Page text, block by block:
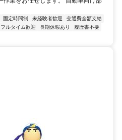
固定時間制 未経験者歓迎
交通費全額支給
フルタイム歓迎 長期休暇あり
履歴書不要